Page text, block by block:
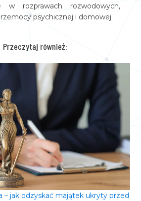
w rozprawach rozwodowych,
psychicznej i domowej.
Przeczytaj również:
– jak odzyskać majątek ukryty przed